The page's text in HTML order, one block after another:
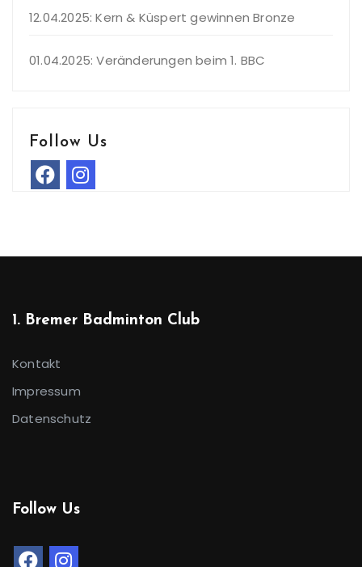
12.04.2025: Kern & Küspert gewinnen Bronze
01.04.2025: Veränderungen beim 1. BBC
Follow Us
1. Bremer Badminton Club
Kontakt
Impressum
Datenschutz
Follow Us